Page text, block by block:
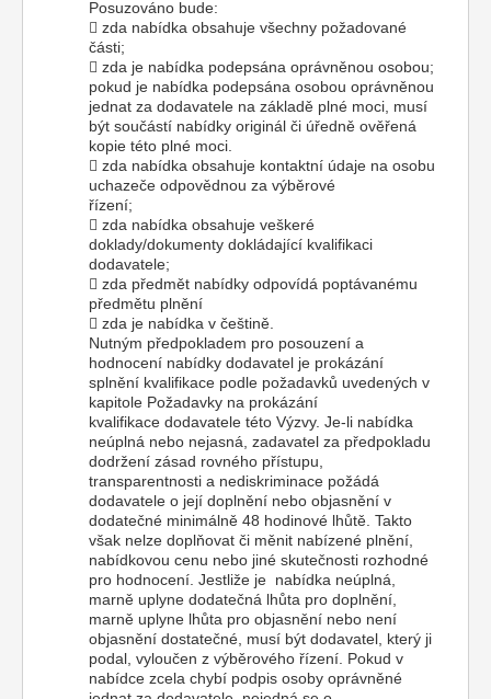
Posuzováno bude:
 zda nabídka obsahuje všechny požadované
části;
 zda je nabídka podepsána oprávněnou osobou;
pokud je nabídka podepsána osobou oprávněnou
jednat za dodavatele na základě plné moci, musí
být součástí nabídky originál či úředně ověřená
kopie této plné moci.
 zda nabídka obsahuje kontaktní údaje na osobu
uchazeče odpovědnou za výběrové
řízení;
 zda nabídka obsahuje veškeré
doklady/dokumenty dokládající kvalifikaci
dodavatele;
 zda předmět nabídky odpovídá poptávanému
předmětu plnění
 zda je nabídka v češtině.
Nutným předpokladem pro posouzení a
hodnocení nabídky dodavatel je prokázání
splnění kvalifikace podle požadavků uvedených v
kapitole Požadavky na prokázání
kvalifikace dodavatele této Výzvy. Je-li nabídka
neúplná nebo nejasná, zadavatel za předpokladu
dodržení zásad rovného přístupu,
transparentnosti a nediskriminace požádá
dodavatele o její doplnění nebo objasnění v
dodatečné minimálně 48 hodinové lhůtě. Takto
však nelze doplňovat či měnit nabízené plnění,
nabídkovou cenu nebo jiné skutečnosti rozhodné
pro hodnocení. Jestliže je nabídka neúplná,
marně uplyne dodatečná lhůta pro doplnění,
marně uplyne lhůta pro objasnění nebo není
objasnění dostatečné, musí být dodavatel, který ji
podal, vyloučen z výběrového řízení. Pokud v
nabídce zcela chybí podpis osoby oprávněné